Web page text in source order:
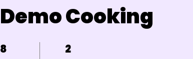
Demo Cooking
8
8 Hari 2
2 Langkah